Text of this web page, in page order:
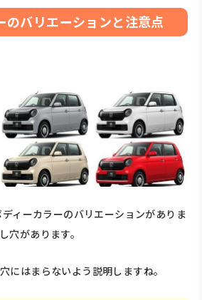
のバリエーションと注意点
ィーカラーのバリエーションがありま
穴があります。
にはまらないよう説明しますね。